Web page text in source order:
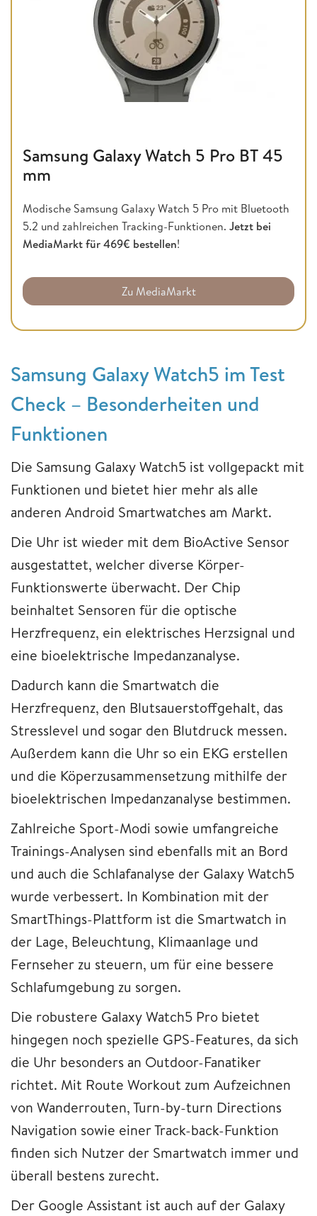
Samsung Galaxy Watch 5 Pro BT 45
mm
Modische Samsung Galaxy Watch 5 Pro mit Bluetooth
5.2 und zahlreichen Tracking-Funktionen. Jetzt bei
MediaMarkt für 469€ bestellen!
Zu MediaMarkt
Samsung Galaxy Watch5 im Test
Check – Besonderheiten und
Funktionen
Die Samsung Galaxy Watch5 ist vollgepackt mit
Funktionen und bietet hier mehr als alle
anderen Android Smartwatches am Markt.
Die Uhr ist wieder mit dem BioActive Sensor
ausgestattet, welcher diverse Körper-
Funktionswerte überwacht. Der Chip
beinhaltet Sensoren für die optische
Herzfrequenz, ein elektrisches Herzsignal und
eine bioelektrische Impedanzanalyse.
Dadurch kann die Smartwatch die
Herzfrequenz, den Blutsauerstoffgehalt, das
Stresslevel und sogar den Blutdruck messen.
Außerdem kann die Uhr so ein EKG erstellen
und die Köperzusammensetzung mithilfe der
bioelektrischen Impedanzanalyse bestimmen.
Zahlreiche Sport-Modi sowie umfangreiche
Trainings-Analysen sind ebenfalls mit an Bord
und auch die Schlafanalyse der Galaxy Watch5
wurde verbessert. In Kombination mit der
SmartThings-Plattform ist die Smartwatch in
der Lage, Beleuchtung, Klimaanlage und
Fernseher zu steuern, um für eine bessere
Schlafumgebung zu sorgen.
Die robustere Galaxy Watch5 Pro bietet
hingegen noch spezielle GPS-Features, da sich
die Uhr besonders an Outdoor-Fanatiker
richtet. Mit Route Workout zum Aufzeichnen
von Wanderrouten, Turn-by-turn Directions
Navigation sowie einer Track-back-Funktion
finden sich Nutzer der Smartwatch immer und
überall bestens zurecht.
Der Google Assistant ist auch auf der Galaxy